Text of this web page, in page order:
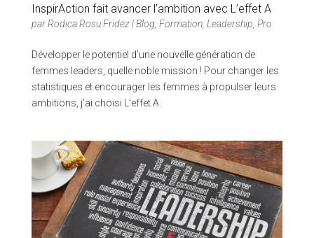
InspirAction fait avancer l’ambition avec L’effet A
parRodica Rosu Fridez|Blog Formation, Leadership Pro
Développer le potentiel d’une nouvelle génération de
femmes leaders, quelle noble mission ! Pour changer les
statistiques et encourager les femmes à propulser leurs
ambitions, j’ai choisi L’effet A.